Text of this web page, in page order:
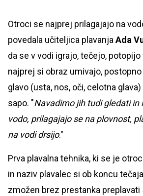
Otroci se najprej prilagajajo na
povedala učiteljica plavanja Ada
da se v vodi igrajo, tečejo,
najprej si obraz umivajo,
glavo (usta, nos, oči, celotna
sapo. "Navadimo jih tudi gledati in
vodo, prilagajajo se na plovnost,
na vodi drsijo."
Prva plavalna tehnika, ki se je
in naziv plavalec si ob koncu
zmožen brez prestanka preplavati